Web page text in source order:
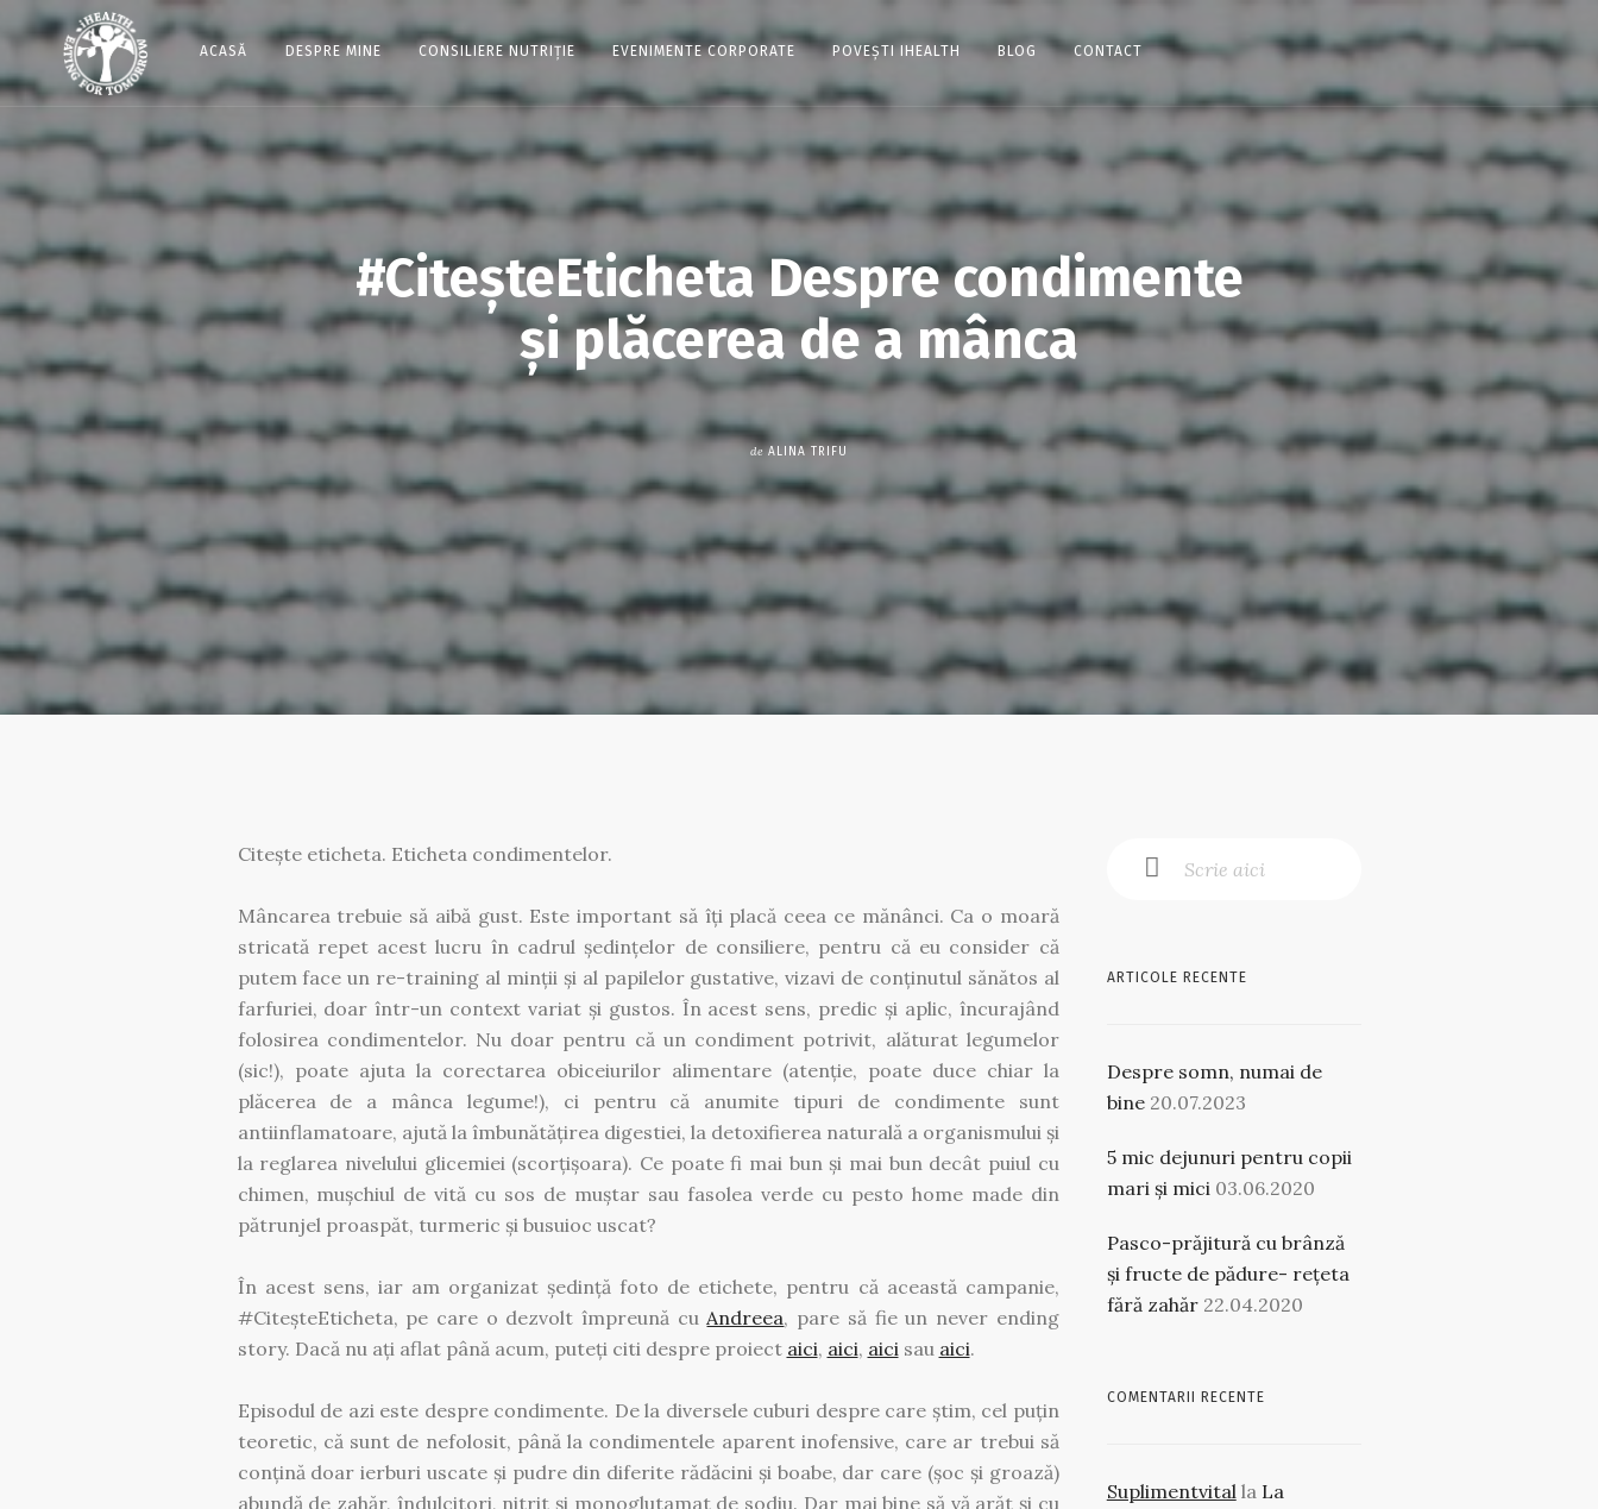
ACASĂ DESPRE MINE CONSILIERE NUTRIȚIE EVENIMENTE CORPORATE POVEȘTI IHEALTH BLOG CONTACT
#CiteșteEticheta Despre condimente
și plăcerea de a mânca
de ALINA TRIFU
Citește eticheta. Eticheta condimentelor.
Mâncarea trebuie să aibă gust. Este important să îți placă ceea ce mănânci. Ca o moară
stricată repet acest lucru în cadrul ședințelor de consiliere, pentru că eu consider că
putem face un re-training al minții și al papilelor gustative, vizavi de conținutul sănătos al
farfuriei, doar într-un context variat și gustos. În acest sens, predic și aplic, încurajând
folosirea condimentelor. Nu doar pentru că un condiment potrivit, alăturat legumelor
(sic!), poate ajuta la corectarea obiceiurilor alimentare (atenție, poate duce chiar la
plăcerea de a mânca legume!), ci pentru că anumite tipuri de condimente sunt
antiinflamatoare, ajută la îmbunătățirea digestiei, la detoxifierea naturală a organismului și
la reglarea nivelului glicemiei (scorțișoara). Ce poate fi mai bun și mai bun decât puiul cu
chimen, mușchiul de vită cu sos de muștar sau fasolea verde cu pesto home made din
pătrunjel proaspăt, turmeric și busuioc uscat?
În acest sens, iar am organizat ședință foto de etichete, pentru că această campanie,
#CiteșteEticheta, pe care o dezvolt împreună cuAndreea, pare să fie un never ending
story. Dacă nu ați aflat până acum, puteți citi despre proiect aici, aici, aicisau aici.
Episodul de azi este despre condimente. De la diversele cuburi despre care știm, cel puțin
teoretic, că sunt de nefolosit, până la condimentele aparent inofensive, care ar trebui să
conțină doar ierburi uscate și pudre din diferite rădăcini și boabe, dar care (șoc și groază)
abundă de zahăr, îndulcitori, nitrit și monoglutamat de sodiu. Dar mai bine să vă arăt și cu
ARTICOLE RECENTE
Despre somn, numai de
bine 20.07.2023
5 mic dejunuri pentru copii
mari și mici 03.06.2020
Pasco-prăjitură cu brânză
și fructe de pădure- rețeta
fără zahăr 22.04.2020
COMENTARII RECENTE
Suplimentvitalla La